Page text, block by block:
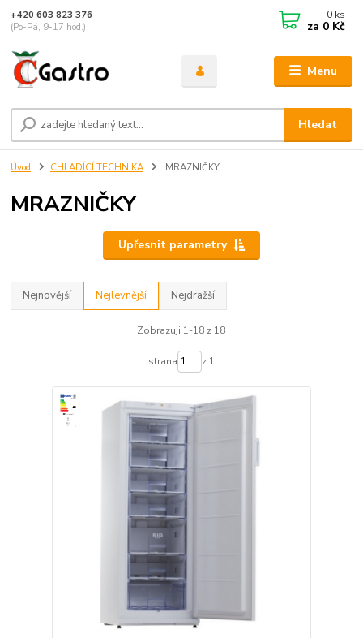
Menu
Hledat
+420 603 823 376
(Po-Pá, 9-17 hod.)
0 ks
za 0 Kč
Úvod CHLADÍCÍ TECHNIKA MRAZNIČKY
MRAZNIČKY
Upřesnit parametry
Nejnovější Nejlevnější Nejdražší
Zobrazuji 1-18 z 18
strana z 1